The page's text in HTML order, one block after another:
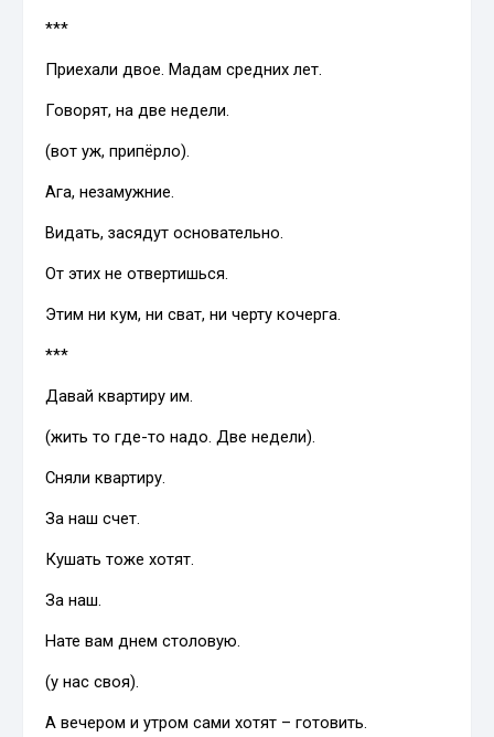
***
Приехали двое. Мадам средних лет.
Говорят, на две недели.
(вот уж, припёрло).
Ага, незамужние.
Видать, засядут основательно.
От этих не отвертишься.
Этим ни кум, ни сват, ни черту кочерга.
***
Давай квартиру им.
(жить то где-то надо. Две недели).
Сняли квартиру.
За наш счет.
Кушать тоже хотят.
За наш.
Нате вам днем столовую.
(у нас своя).
А вечером и утром сами хотят – готовить.